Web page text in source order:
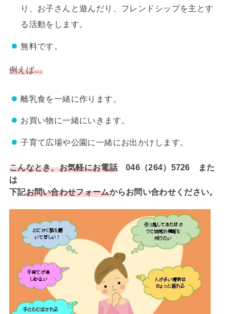
り、お子さんと遊んだり、フレンドシップを主とす
る活動をします。
無料です。
例えば…
離乳食を一緒に作ります。
お買い物に一緒にいきます。
子育て広場や公園に一緒にお出かけします。
こんなとき、お気軽にお電話046（264）5726 また
は
下記お問い合わせフォームからお問い合わせください。